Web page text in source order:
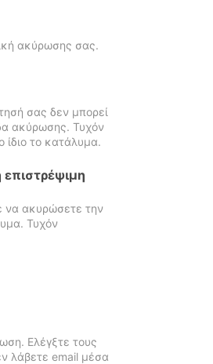
ακύρωσης σας.
σας δεν μπορεί
ακύρωσης. Τυχόν
το κατάλυμα.
να ακυρώσετε την
Τυχόν
Ελέγξτε τους
λάβετε email μέσα